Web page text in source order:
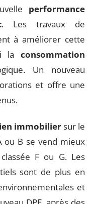
performance
. Les travaux de
à améliorer cette
la consommation
Un nouveau
et offre une
immobiliersur le
ou B se vend mieux
F ou G. Les
sont de plus en
et